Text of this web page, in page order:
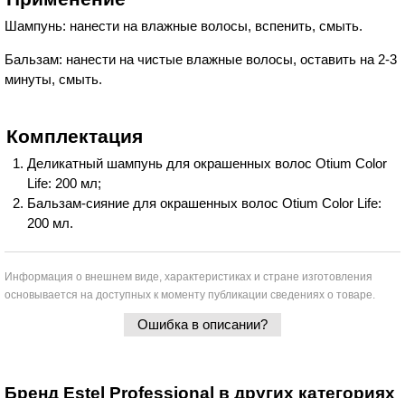
Шампунь: нанести на влажные волосы, вспенить, смыть.
Бальзам: нанести на чистые влажные волосы, оставить на 2-3
минуты, смыть.
Комплектация
Деликатный шампунь для окрашенных волос Otium Color
Life: 200 мл;
Бальзам-сияние для окрашенных волос Otium Color Life:
200 мл.
Информация о внешнем виде, характеристиках и стране изготовления
основывается на доступных к моменту публикации сведениях о товаре.
Ошибка в описании?
Бренд Estel Professional в других категориях